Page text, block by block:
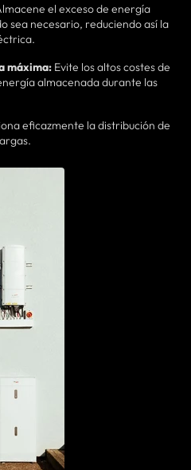
el exceso de energía
sea necesario, reduciendo así la
máxima: Evite los altos costes de
almacenada durante las
eficazmente la distribución de